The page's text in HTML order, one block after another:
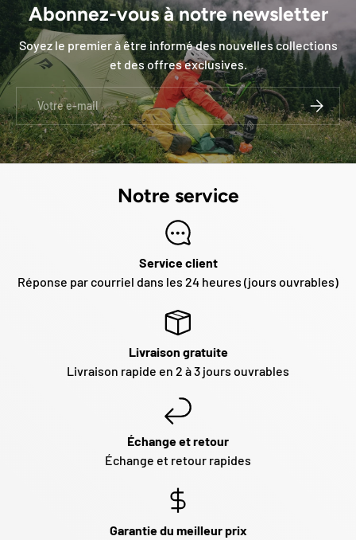
Abonnez-vous à notre newsletter
Soyez le premier à être informé des nouvelles collections
et des offres exclusives.
Notre service
Service client
Réponse par courriel dans les 24 heures (jours ouvrables)
Livraison gratuite
Livraison rapide en 2 à 3 jours ouvrables
Échange et retour
Échange et retour rapides
Garantie du meilleur prix